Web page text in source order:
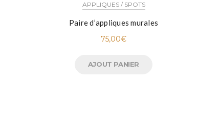
APPLIQUES / SPOTS
Paire d’appliques murales
75,00€
AJOUT PANIER